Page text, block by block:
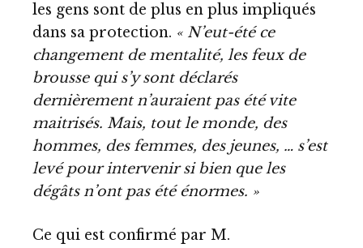
les gens sont de plus en plus impliqués
dans sa protection. « N’eut-été ce
changement de mentalité, les feux de
brousse qui s’y sont déclarés
dernièrement n’auraient pas été vite
maitrisés. Mais, tout le monde, des
hommes, des femmes, des jeunes, … s’est
levé pour intervenir si bien que les
dégâts n’ont pas été énormes. »
Ce qui est confirmé par M.